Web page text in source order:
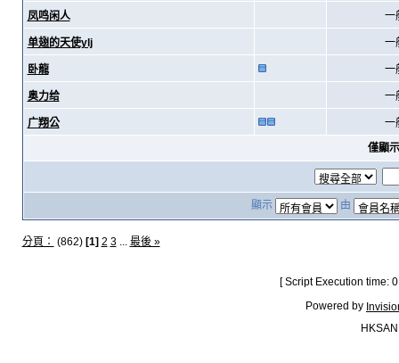
凤鸣闲人 一
单翅的天使ylj 一
卧龍 一
奥力给 一
广翔公
一
僅顯
顯示 由
分頁： (862) [1] 2 3... 最後 »
[ Script Execution time:
Powered by